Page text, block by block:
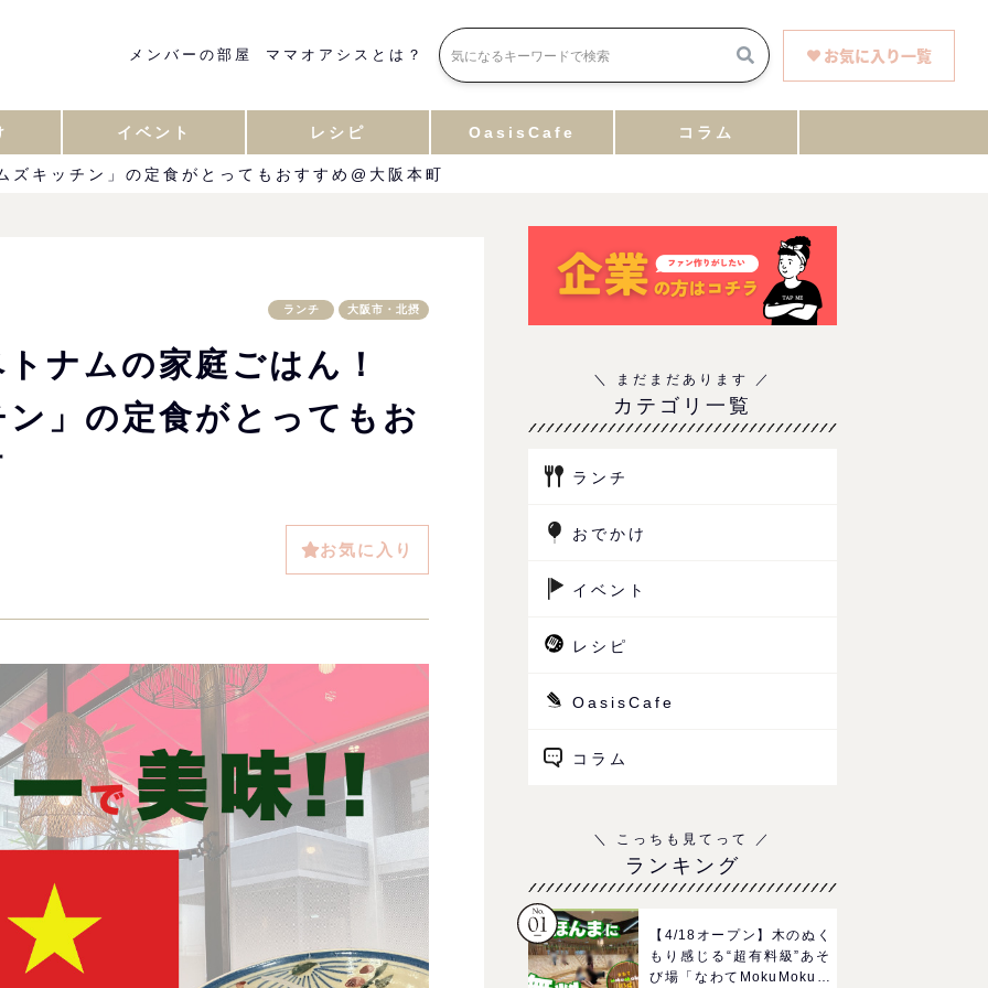
メンバーの部屋 ママオアシスとは？ お気に入り一覧
イベント レシピ OasisCafe コラム
キッチン」の定食がとってもおすすめ@大阪本町
ランチ 大阪市・北摂
ナムの家庭ごはん！
」の定食がとってもお
お気に入り
カテゴリ一覧
ランチ
おでかけ
イベント
レシピ
OasisCafe
コラム
ランキング
【4/18オープン】木のぬく
もり感じる“超有料級”あそ
び場「なわてMokuMokuひ